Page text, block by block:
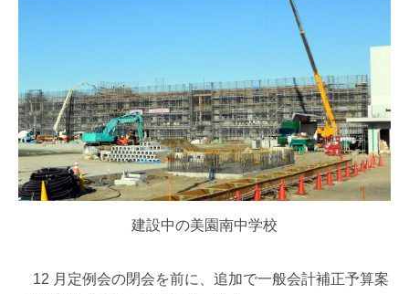
建設中の美園南中学校
12 月定例会の閉会を前に、追加で一般会計補正予算案